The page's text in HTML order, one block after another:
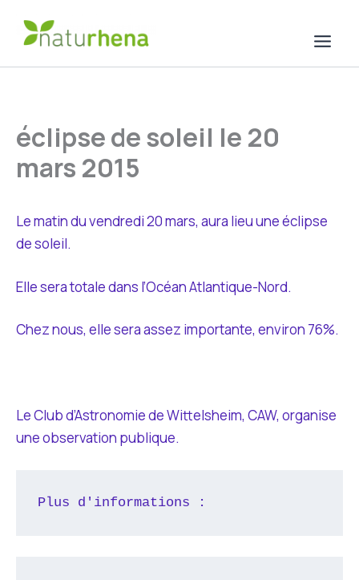
éclipse de soleil le 20
mars 2015
Le matin du vendredi 20 mars, aura lieu une éclipse
de soleil.
Elle sera totale dans l’Océan Atlantique-Nord.
Chez nous, elle sera assez importante, environ 76%.
Le Club d’Astronomie de Wittelsheim, CAW, organise
une observation publique.